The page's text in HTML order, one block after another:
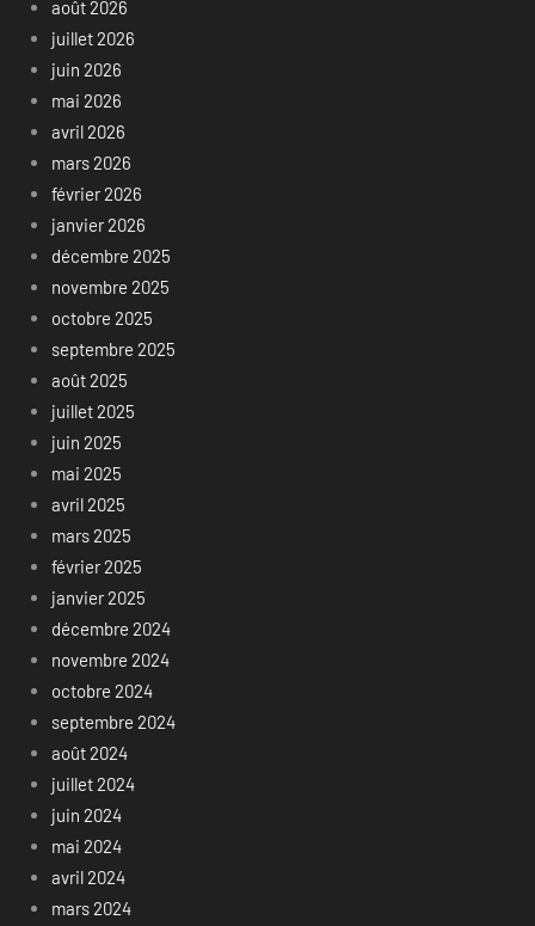
août 2026
juillet 2026
juin 2026
mai 2026
avril 2026
mars 2026
février 2026
janvier 2026
décembre 2025
novembre 2025
octobre 2025
septembre 2025
août 2025
juillet 2025
juin 2025
mai 2025
avril 2025
mars 2025
février 2025
janvier 2025
décembre 2024
novembre 2024
octobre 2024
septembre 2024
août 2024
juillet 2024
juin 2024
mai 2024
avril 2024
mars 2024